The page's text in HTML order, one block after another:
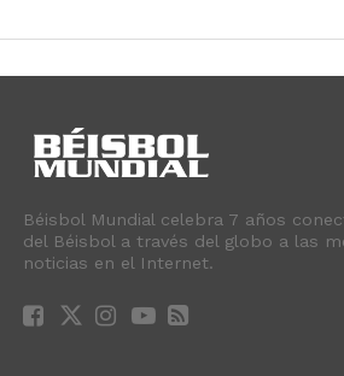
Béisbol Mundial celebra 7 años
del Béisbol a través del globo a las
noticias en el Internet.